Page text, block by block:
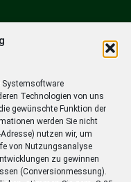
Systemsoftware
Technologien von uns
gewünschte Funktion der
werden Sie nicht
nutzen wir, um
von Nutzungsanalyse
zu gewinnen
(Conversionmessung).